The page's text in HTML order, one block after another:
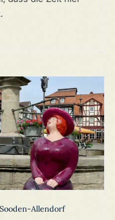
Allendorf